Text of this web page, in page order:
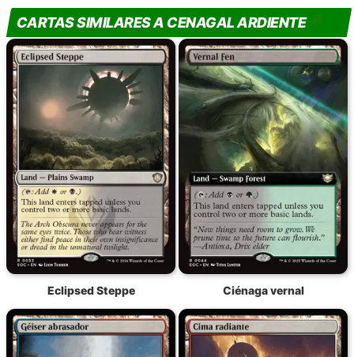
CARTAS SIMILARES A CENAGAL ARDIENTE
Eclipsed Steppe Ciénaga vernal